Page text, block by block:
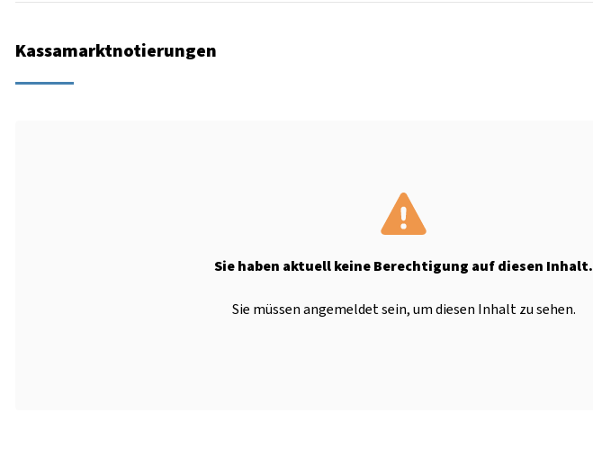
Kassamarktnotierungen
Sie haben aktuell keine Berechtigung auf diesen Inhalt.
Sie müssen angemeldet sein, um diesen Inhalt zu sehen.